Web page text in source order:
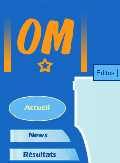
Editos |